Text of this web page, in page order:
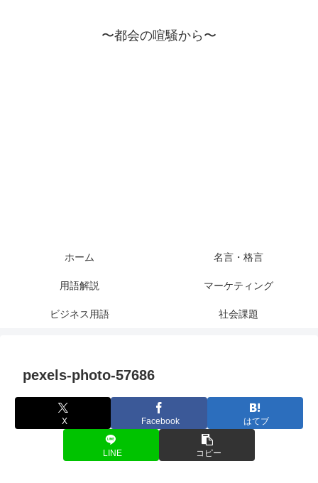
〜都会の喧騒から〜
ホーム 名言・格言
用語解説 マーケティング
ビジネス用語 社会課題
pexels-photo-57686
X Facebook はてブ
LINE コピー